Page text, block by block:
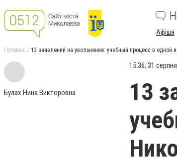
Афіша
Головна 13 заявлений на увольнение: учебный процесс в
Булах Нина Викторовна
15:36, 31
13